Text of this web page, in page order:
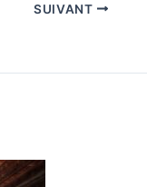
SUIVANT